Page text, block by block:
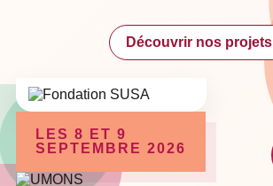
Découvrir nos projets
LES 8 ET 9
SEPTEMBRE 2026